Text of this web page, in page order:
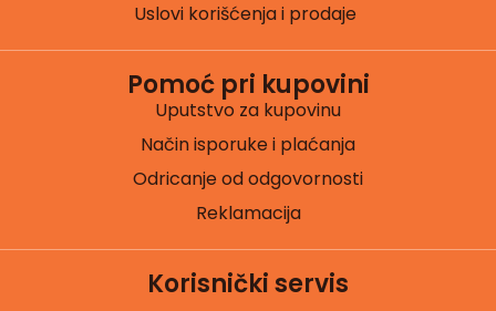
Uslovi korišćenja i prodaje
Pomoć pri kupovini
Uputstvo za kupovinu
Način isporuke i plaćanja
Odricanje od odgovornosti
Reklamacija
Korisnički servis